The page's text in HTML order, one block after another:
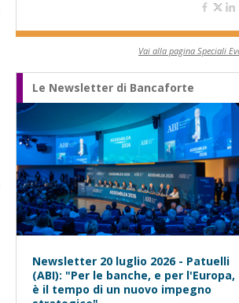
Vai alla pagina Speciali
Le Newsletter di Bancaforte
Newsletter 20 luglio 2026 - Patuelli
(ABI): "Per le banche, e per l'Europa,
è il tempo di un nuovo impegno